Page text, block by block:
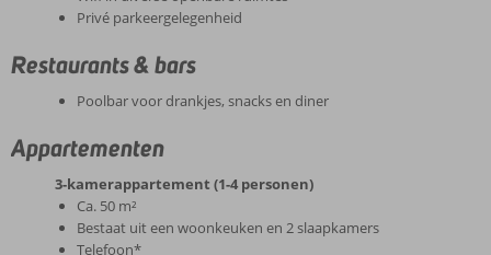
Privé parkeergelegenheid
Restaurants & bars
Poolbar voor drankjes, snacks en diner
Appartementen
3-kamerappartement (1-4 personen)
Ca. 50 m²
Bestaat uit een woonkeuken en 2 slaapkamers
Telefoon*